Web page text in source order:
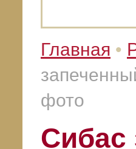
Главная •
фото
Сибас